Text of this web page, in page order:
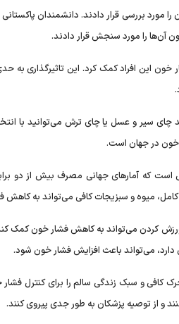
این افراد کمک کرد. این تاثیرگذاری به
سیر و عسل یا چای ترش می‌توانید با
خون در جهان است.
مصرف کنند. این در حالی است که آمار‌های جهانی مصرف
میوه و سبزیجات کافی می‌تواند به
کردن می‌تواند به کاهش فشار خون کمک
دارد، می‌تواند باعث افزایش فشار خون شود.
و سبک زندگی سالم را برای کنترل فشار
و از توصیه پزشکان به طور جدی پیروی کنند.